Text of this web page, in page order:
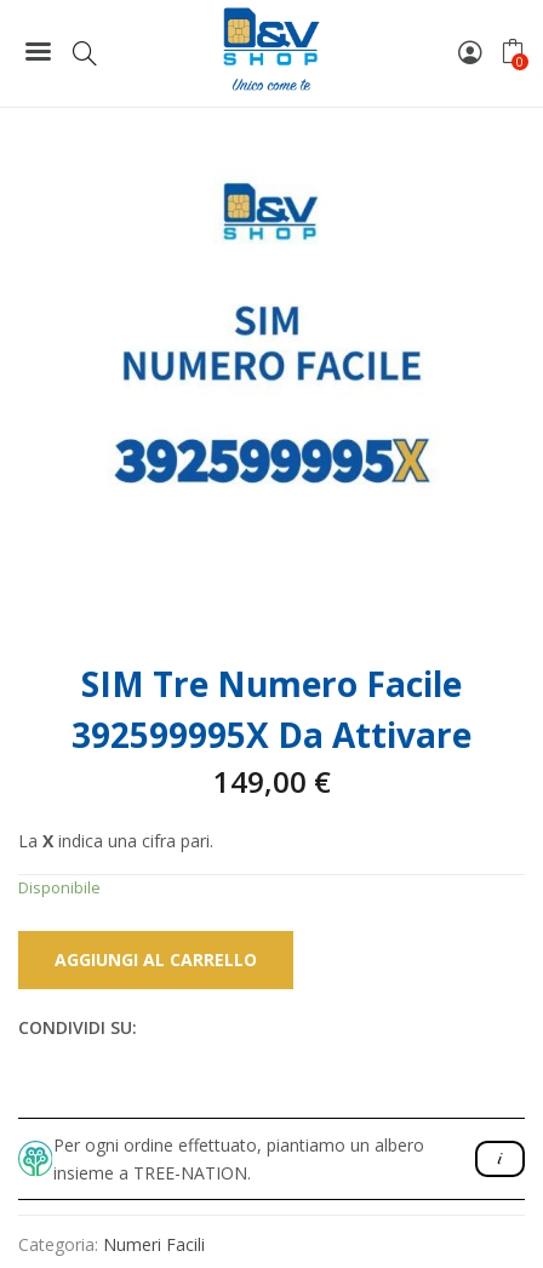
0
SIM Tre Numero Facile 392599995X Da Attivare
SIM Tre Numero Facile
392599995X Da Attivare
149,00 €
La X indica una cifra pari.
Disponibile
AGGIUNGI AL CARRELLO
CONDIVIDI SU:
Per ogni ordine effettuato, piantiamo un albero
insieme a TREE-NATION.
Categoria: Numeri Facili